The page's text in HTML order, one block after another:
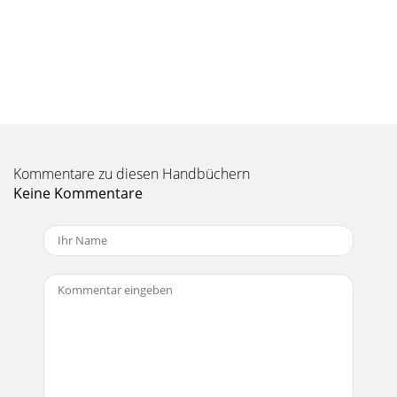
Owner’s Manual19Owner’s ManualLimited WarrantyPlease
keep your sales receipt in a safe place.This Limited Product
Seite 12 - AC Power
Thump15 Powered LoudspeakersImportant Safety
Instructions1. Read these instructions. 2. Keep thes
Kommentare zu diesen Handbüchern
Keine Kommentare